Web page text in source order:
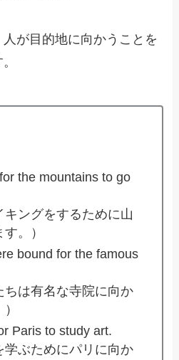
が目的地に向かうことを
the mountains to go
キングをするために山
。）
bound for the famous
ちは有名な寺院に向か
Paris to study art.
学ぶためにパリに向か